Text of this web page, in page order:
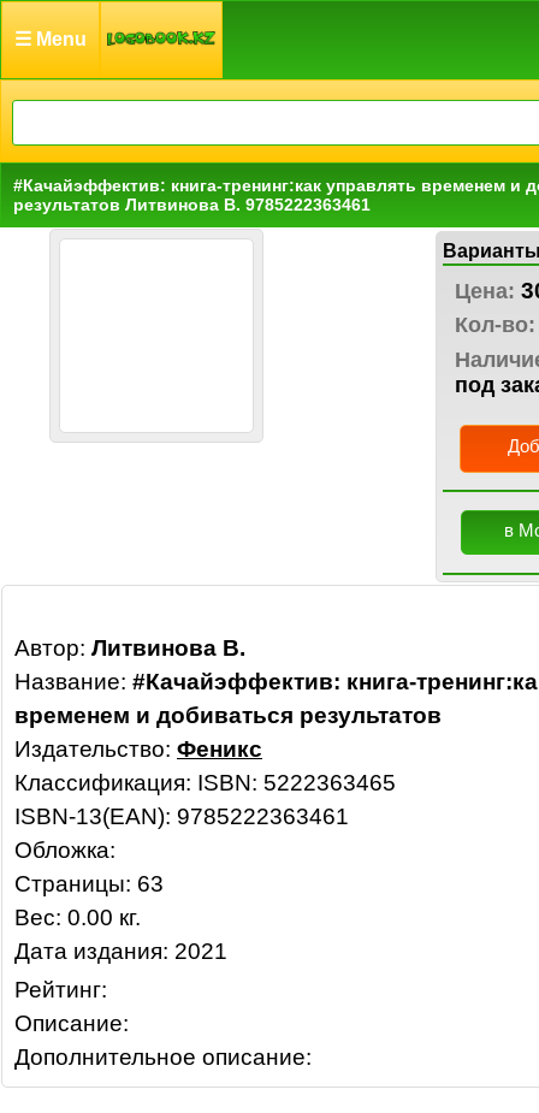
☰ Menu
#Качайэффектив: книга-тренинг:как управлять временем и
результатов Литвинова В. 9785222363461
Цена:
Кол-во:
под
в
Автор: Литвинова В.
Название: #Качайэффектив: книга-
временем и добиваться результатов
Издательство: Феникс
Классификация: ISBN: 5222363465
ISBN-13(EAN): 9785222363461
Обложка:
Страницы: 63
Вес: 0.00 кг.
Дата издания: 2021
Рейтинг:
Описание:
Дополнительное описание: